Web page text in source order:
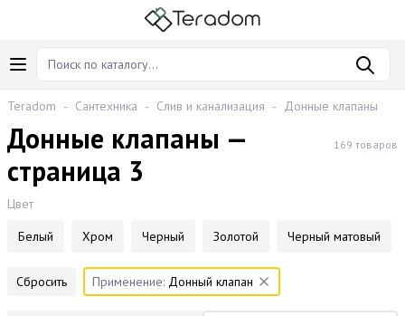
Teradom - Сантехника - Слив и канализация - Донные клапаны
Донные клапаны —
страница 3
169 товаров
Цвет
Белый
Хром Черный Золотой Черный матовый
Сбросить Применение: Донный клапан